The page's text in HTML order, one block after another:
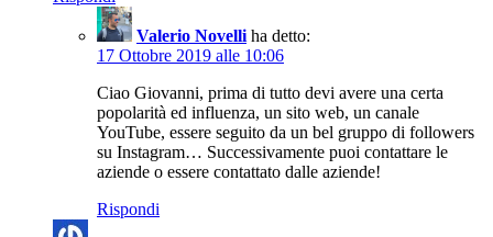
Valerio Novelli ha detto:
17 Ottobre 2019 alle 10:06
Ciao Giovanni, prima di tutto devi avere una certa
popolarità ed influenza, un sito web, un canale
YouTube, essere seguito da un bel gruppo di followers
su Instagram… Successivamente puoi contattare le
aziende o essere contattato dalle aziende!
Rispondi